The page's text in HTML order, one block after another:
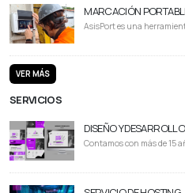
MARCACIÓN
AsisPort es una
VER MÁS
SERVICIOS
DISEÑO Y
Contamos con más de 15